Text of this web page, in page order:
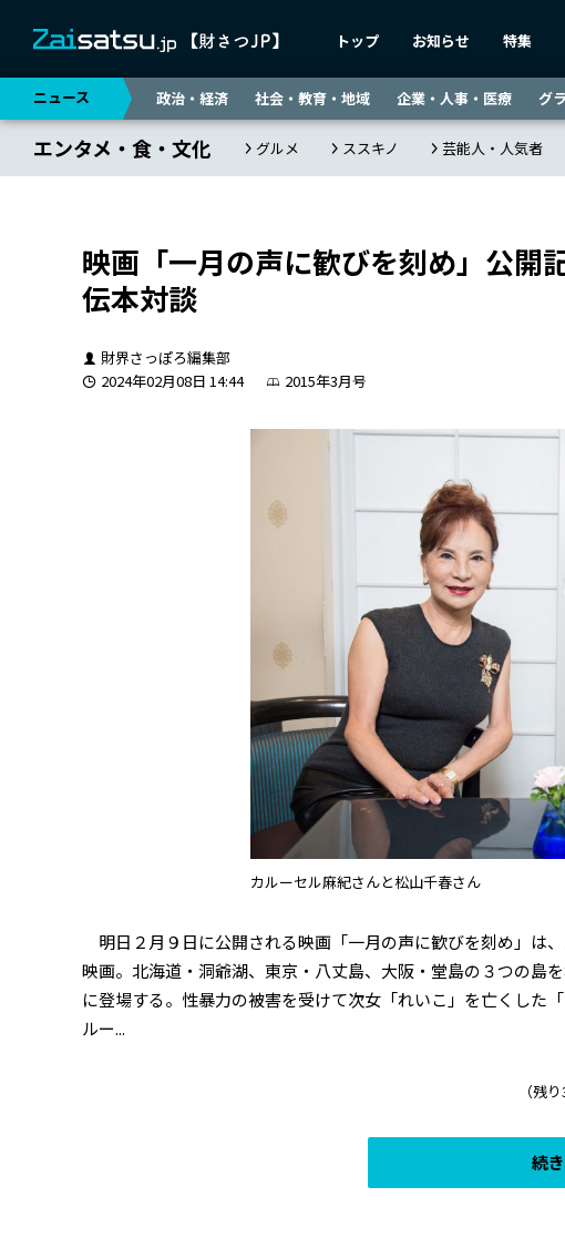
トップ お知らせ 特集
ニュース 政治・経済 社会・教育・地域 企業・人事・医療 グ
エンタメ・食・文化 グルメ ススキノ 芸能人・人気者
映画「一月の声に歓びを刻め」公開
伝本対談
財界さっぽろ編集部
2024年02月08日 14:44
2015年3月号
カルーセル麻紀さんと松山千春さん
明日２月９日に公開される映画「一月の声に歓びを刻め」は
映画。北海道・洞爺湖、東京・八丈島、大阪・堂島の３つの島
に登場する。性暴力の被害を受けて次女「れいこ」を亡くした
ルー...
（残
続